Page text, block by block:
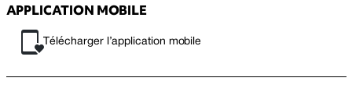
APPLICATION MOBILE
Télécharger l’application mobile